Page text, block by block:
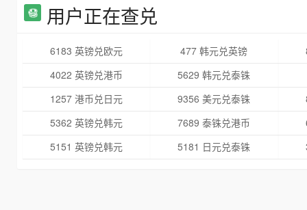
用户正在查兑
6183 英镑兑欧元 477 韩元兑英镑
4022 英镑兑港币
5629 韩元兑泰铢
1257 港币兑日元
9356 美元兑泰铢
5362 英镑兑韩元
7689 泰铢兑港币
5151 英镑兑韩元
5181 日元兑泰铢